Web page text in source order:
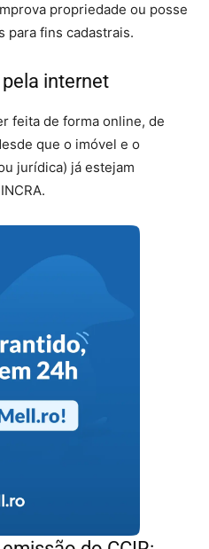
propriedade ou posse
para fins cadastrais.
internet
feita de forma online, de
que o imóvel e o
jurídica) já estejam